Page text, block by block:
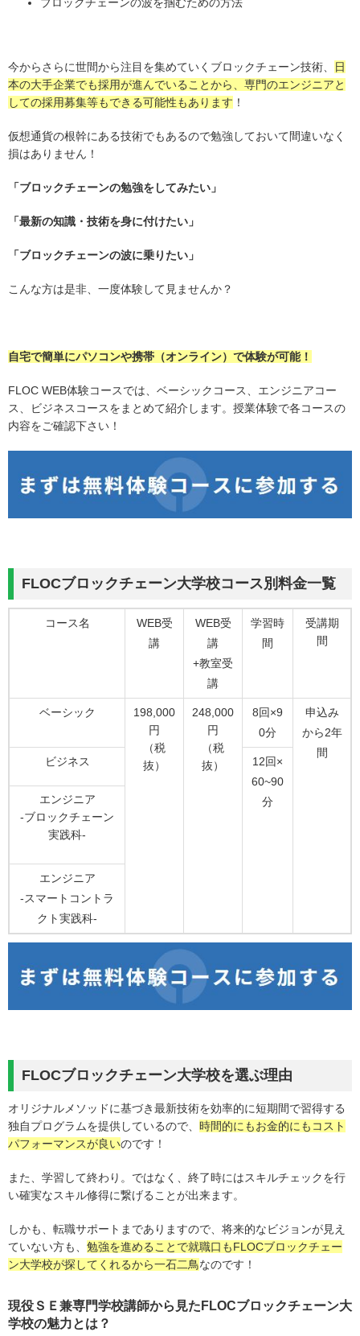
今からさらに世間から注目を集めていくブロックチェーン技術、
日
本の大手企業でも採用が進んでいることから、専門のエンジニアと
しての採用募集等もできる可能性もあります ！
仮想通貨の根幹にある技術でもあるので勉強しておいて間違いなく
損はありません！
「ブロックチェーンの勉強をしてみたい」
「最新の知識・技術を身に付けたい」
「ブロックチェーンの波に乗りたい」
こんな方は是非、一度体験して見ませんか？
自宅で簡単にパソコンや携帯（オンライン）で体験が可能！
FLOC WEB体験コースでは、ベーシックコース、エンジニアコー
ス、ビジネスコースをまとめて紹介します。授業体験で各コースの
内容をご確認下さい！
FLOCブロックチェーン大学校コース別料金一覧
コース名
WEB受
講
WEB受
講
+教室受
講
学習時
間
受講期
間
ベーシック
198,000
円
（税
抜）
248,000
円
（税
抜）
8回×9
0分
申込み
から2年
間
ビジネス
12回×
60~90
分
エンジニア
-ブロックチェーン
実践科-
エンジニア
-スマートコントラ
クト実践科-
FLOCブロックチェーン大学校を選ぶ理由
オリジナルメソッドに基づき最新技術を効率的に短期間で習得する
独自プログラムを提供しているので、 時間的にもお金的にもコスト
パフォーマンスが良いのです！
また、学習して終わり。ではなく、終了時にはスキルチェックを行
い確実なスキル修得に繋げることが出来ます。
しかも、転職サポートまでありますので、将来的なビジョンが見え
ていない方も、 勉強を進めることで就職口もFLOCブロックチェー
ン大学校が探してくれるから一石二鳥なのです！
現役ＳＥ兼専門学校講師から見たFLOCブロックチェーン大
学校の魅力とは？